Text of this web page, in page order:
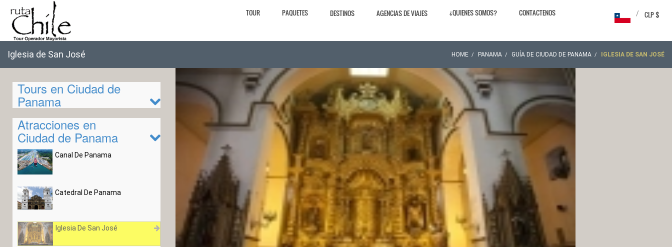
TOUR PAQUETES DESTINOS AGENCIAS DE VIAJES ¿QUIENES SOMOS? CONTACTENOS CLP $
/
Iglesia de San José HOME PANAMA GUÍA DE CIUDAD DE PANAMA IGLESIA DE SAN JOSÉ
Tours en Ciudad de
Panama
Atracciones en
Ciudad de Panama
Canal De Panama
Catedral De Panama
Iglesia De San José